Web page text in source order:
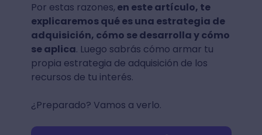
Por estas razones, en este artículo, te
explicaremos qué es una estrategia de
adquisición, cómo se desarrolla y cómo
se aplica. Luego sabrás cómo armar tu
propia estrategia de adquisición de los
recursos de tu interés.
¿Preparado? Vamos a verlo.